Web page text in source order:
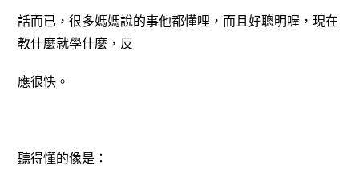
話而已，很多媽媽說的事他都懂哩，而且好聰明喔，現在
教什麼就學什麼，反
應很快。
聽得懂的像是：